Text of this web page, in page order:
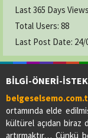
Last 365 Days
Total Users: 88
Last Post Date: 24/
BİLGİ-ÖNERİ-İSTEK
ortamında elde
kültürel açıdan biraz
artırmaktır… Çünkü